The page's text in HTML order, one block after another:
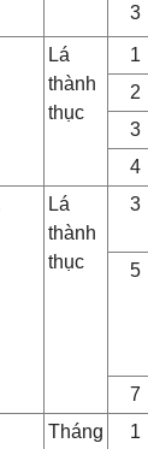
3
Lá
thành
thục
1
2
3
4
Lá
thành
thục
3
5
7
Tháng
1